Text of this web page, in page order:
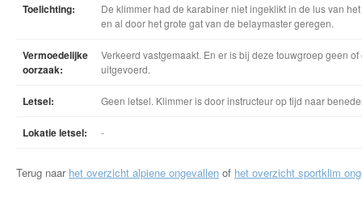
Toelichting:
De klimmer had de karabiner niet ingeklikt in de lus van
en al door het grote gat van de belaymaster geregen.
Vermoedelijke
oorzaak:
Verkeerd vastgemaakt. En er is bij deze touwgroep geen
uitgevoerd.
Letsel: Geen letsel. Klimmer is door instructeur op tijd naar
Lokatie letsel: -
Terug naar het overzicht alpiene ongevallen of het overzicht sportklim